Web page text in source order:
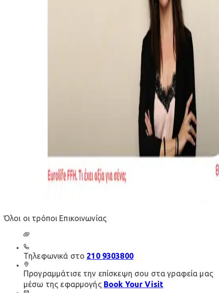
Όλοι οι τρόποι Επικοινωνίας
Τηλεφωνικά στο 210 9303800
Προγραμμάτισε την επίσκεψη σου στα γραφεία μας
μέσω της εφαρμογής Book Your Visit